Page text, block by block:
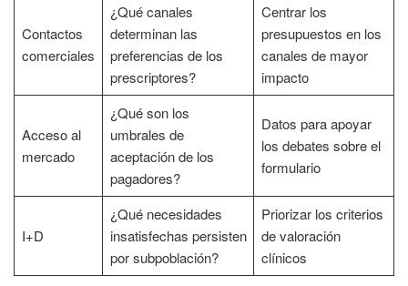
Contactos
comerciales
¿Qué canales
determinan las
preferencias de los
prescriptores?
Centrar los
presupuestos en los
canales de mayor
impacto
Acceso al
mercado
¿Qué son los
umbrales de
aceptación de los
pagadores?
Datos para apoyar
los debates sobre el
formulario
I+D
¿Qué necesidades
insatisfechas persisten
por subpoblación?
Priorizar los criterios
de valoración
clínicos